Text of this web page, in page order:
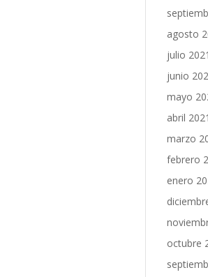
agosto
julio 2021
junio
mayo
abril 2021
marzo
febrero
enero
octubre